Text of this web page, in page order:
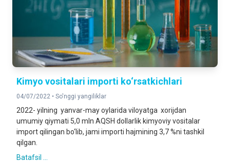
Kimyo vositalari importi ko‘rsatkichlari
04/07/2022 • So'nggi yangiliklar
2022- yilning yanvar-may oylarida viloyatga xorijdan
umumiy qiymati 5,0 mln AQSH dollarlik kimyoviy vositalar
import qilingan bo‘lib, jami importi hajmining 3,7 %ni tashkil
qilgan.
Batafsil ...